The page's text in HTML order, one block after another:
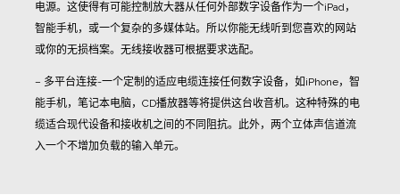
电源。这使得有可能控制放大器从任何外部数字设备作为一个iPad，
智能手机，或一个复杂的多媒体站。所以你能无线听到您喜欢的网站
或你的无损档案。无线接收器可根据要求选配。
– 多平台连接-一个定制的适应电缆连接任何数字设备，如iPhone，智
能手机，笔记本电脑，CD播放器等将提供这台收音机。这种特殊的电
缆适合现代设备和接收机之间的不同阻抗。此外，两个立体声信道流
入一个不增加负载的输入单元。